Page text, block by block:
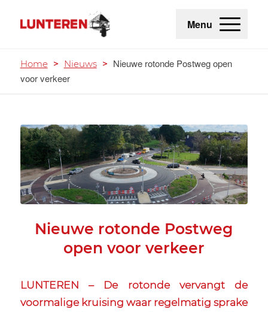
Menu
Home > Nieuws > Nieuwe rotonde Postweg open
voor verkeer
Nieuwe rotonde Postweg
open voor verkeer
LUNTEREN – De rotonde vervangt de
voormalige kruising waar regelmatig sprake